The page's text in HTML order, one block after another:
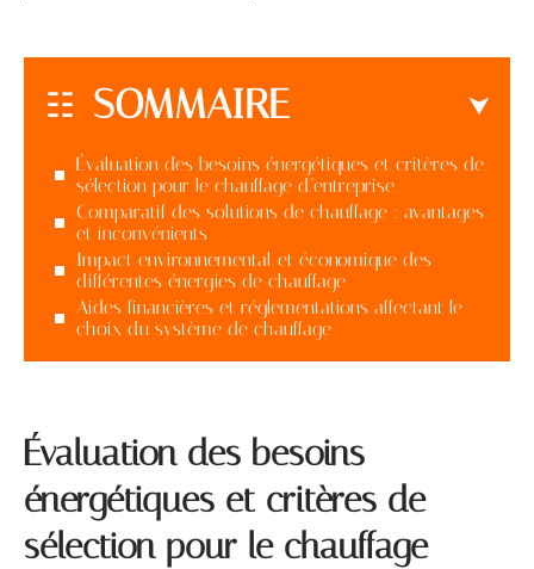
SOMMAIRE
Évaluation des besoins énergétiques et critères de
sélection pour le chauffage d’entreprise
Comparatif des solutions de chauffage : avantages
et inconvénients
Impact environnemental et économique des
différentes énergies de chauffage
Aides financières et réglementations affectant le
choix du système de chauffage
Évaluation des besoins
énergétiques et critères de
sélection pour le chauffage